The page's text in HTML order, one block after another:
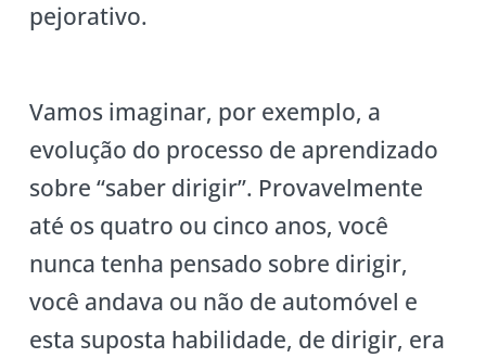
pejorativo.
Vamos imaginar, por exemplo, a
evolução do processo de aprendizado
sobre “saber dirigir”. Provavelmente
até os quatro ou cinco anos, você
nunca tenha pensado sobre dirigir,
você andava ou não de automóvel e
esta suposta habilidade, de dirigir, era